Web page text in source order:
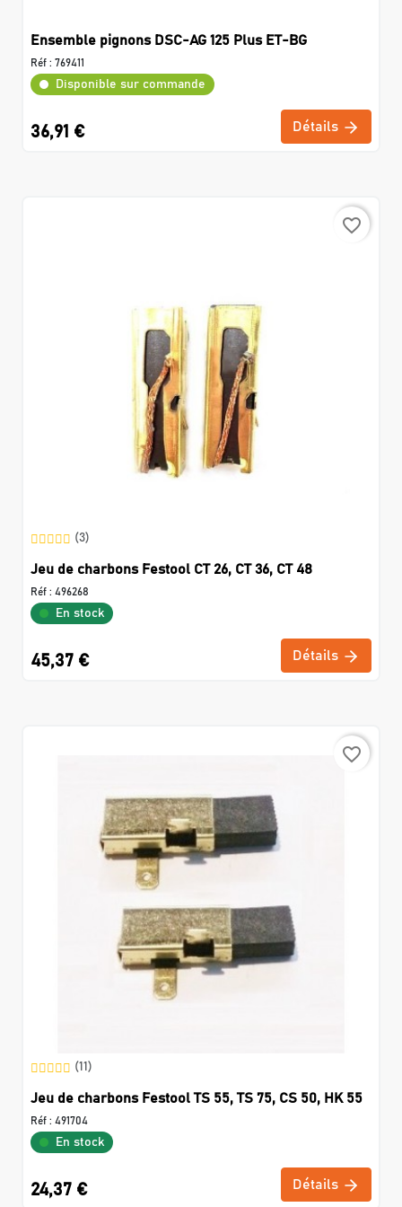
Ensemble pignons DSC-AG 125 Plus ET-BG
Réf : 769411
Disponible sur commande
36,91 € Détails
favorite_border
(3)
Jeu de charbons Festool CT 26, CT 36, CT 48
Réf : 496268
En stock
45,37 € Détails
favorite_border
(11)
Jeu de charbons Festool TS 55, TS 75, CS 50, HK 55
Réf : 491704
En stock
24,37 € Détails